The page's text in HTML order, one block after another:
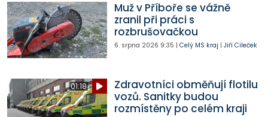
Muž v Příboře se vážně
zranil při práci s
rozbrušovačkou
6. srpna 2026 9:35 | Celý MS kraj | Jiří Cileček
01:18
Zdravotníci obměňují flotilu
vozů. Sanitky budou
rozmístěny po celém kraji